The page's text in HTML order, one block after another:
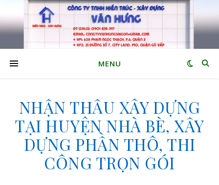
MENU
NHẬN THẦU XÂY DỰNG
TẠI HUYỆN NHÀ BÈ, XÂY
DỰNG PHẦN THÔ, THI
CÔNG TRỌN GÓI